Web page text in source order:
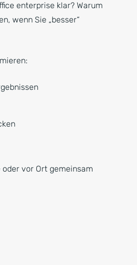
enterprise klar? Warum
wenn Sie „besser“
vor Ort gemeinsam